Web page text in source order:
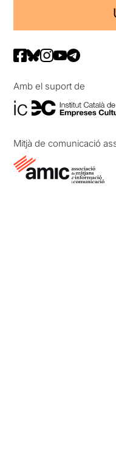
Amb el suport de
Mitjà de comunicació